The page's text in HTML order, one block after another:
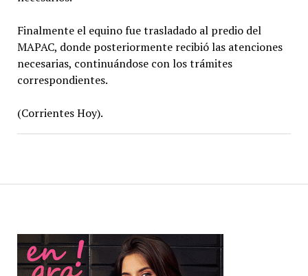
Finalmente el equino fue trasladado al predio del
MAPAC, donde posteriormente recibió las atenciones
necesarias, continuándose con los trámites
correspondientes.
(Corrientes Hoy).